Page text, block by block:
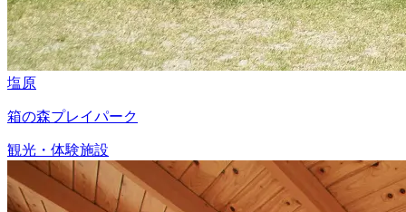
塩原
箱の森プレイパーク
観光・体験施設